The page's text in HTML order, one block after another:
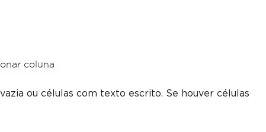
ou células com texto escrito. Se houver células